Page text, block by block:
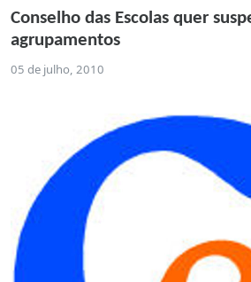
Conselho das Escolas quer
agrupamentos
05 de julho, 2010